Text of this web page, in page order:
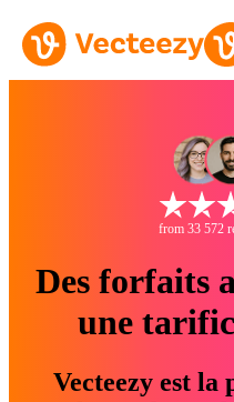
from 33 572
Des forfaits
une
Vecteezy est la